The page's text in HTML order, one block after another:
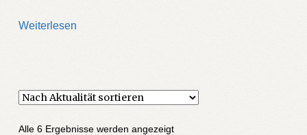
Weiterlesen
Alle 6 Ergebnisse werden angezeigtNach